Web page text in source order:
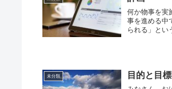
何か物事を実
事を進める中
未分類 目的と目